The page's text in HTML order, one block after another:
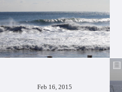
Feb 16, 2015